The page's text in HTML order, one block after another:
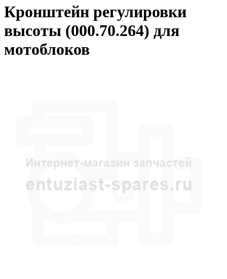
Кронштейн регулировки
высоты (000.70.264) для
мотоблоков